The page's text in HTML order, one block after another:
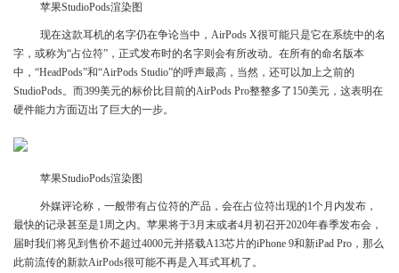
苹果StudioPods渲染图
现在这款耳机的名字仍在争论当中，AirPods X很可能只是它在系统中的名
字，或称为“占位符”，正式发布时的名字则会有所改动。在所有的命名版本
中，“HeadPods”和“AirPods Studio”的呼声最高，当然，还可以加上之前的
StudioPods。而399美元的标价比目前的AirPods Pro整整多了150美元，这表明在
硬件能力方面迈出了巨大的一步。
苹果StudioPods渲染图
外媒评论称，一般带有占位符的产品，会在占位符出现的1个月内发布，
最快的记录甚至是1周之内。苹果将于3月末或者4月初召开2020年春季发布会，
届时我们将见到售价不超过4000元并搭载A13芯片的iPhone 9和新iPad Pro，那么
此前流传的新款AirPods很可能不再是入耳式耳机了。